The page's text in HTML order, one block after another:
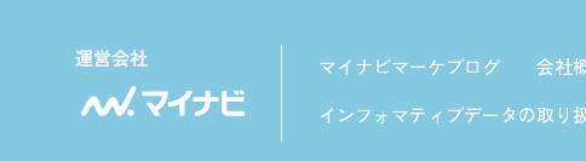
マイナビマーケブログ 会社
インフォマティブデータの取り